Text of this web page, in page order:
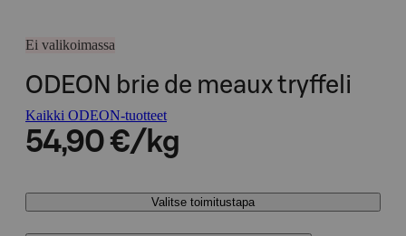
Ei valikoimassa
ODEON brie de meaux tryffeli
Kaikki ODEON-tuotteet
54,90 €/kg
Valitse toimitustapa